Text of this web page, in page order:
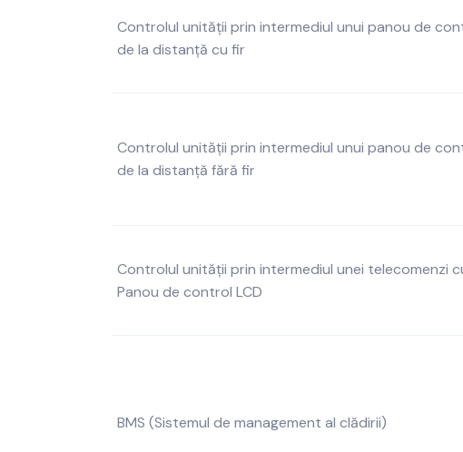
Controlul unității prin intermediul unui panou de
de la distanță cu fir
Controlul unității prin intermediul unui panou de
de la distanță fără fir
Controlul unității prin intermediul unei telecomenzi
Panou de control LCD
BMS (Sistemul de management al clădirii)